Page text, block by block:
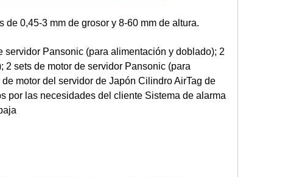
0,45-3 mm de grosor y 8-60 mm de altura.
Pansonic (para alimentación y doblado); 2
sets de motor de servidor Pansonic (para
motor del servidor de Japón Cilindro AirTag de
por las necesidades del cliente Sistema de alarma